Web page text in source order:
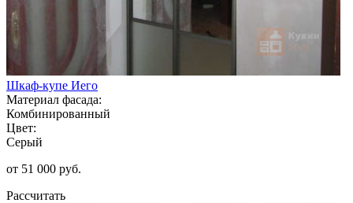
Шкаф-купе Иего
Материал фасада:
Комбинированный
Цвет:
Серый
от 51 000 руб.
Рассчитать